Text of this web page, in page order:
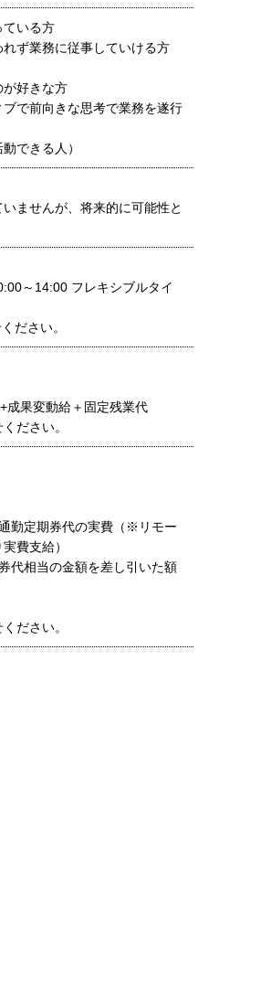
ている方
ず業務に従事していける方
が好きな方
で前向きな思考で業務を遂行
できる人）
ませんが、将来的に可能性と
14:00 フレキシブルタイ
ださい。
成果変動給＋固定残業代
ださい。
勤定期券代の実費（※リモー
費支給）
代相当の金額を差し引いた額
ださい。